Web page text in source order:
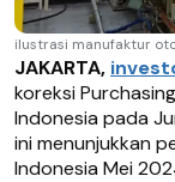
ilustrasi manufaktur
JAKARTA,
koreksi
Indonesia pada
ini menunjukkan
Indonesia Mei